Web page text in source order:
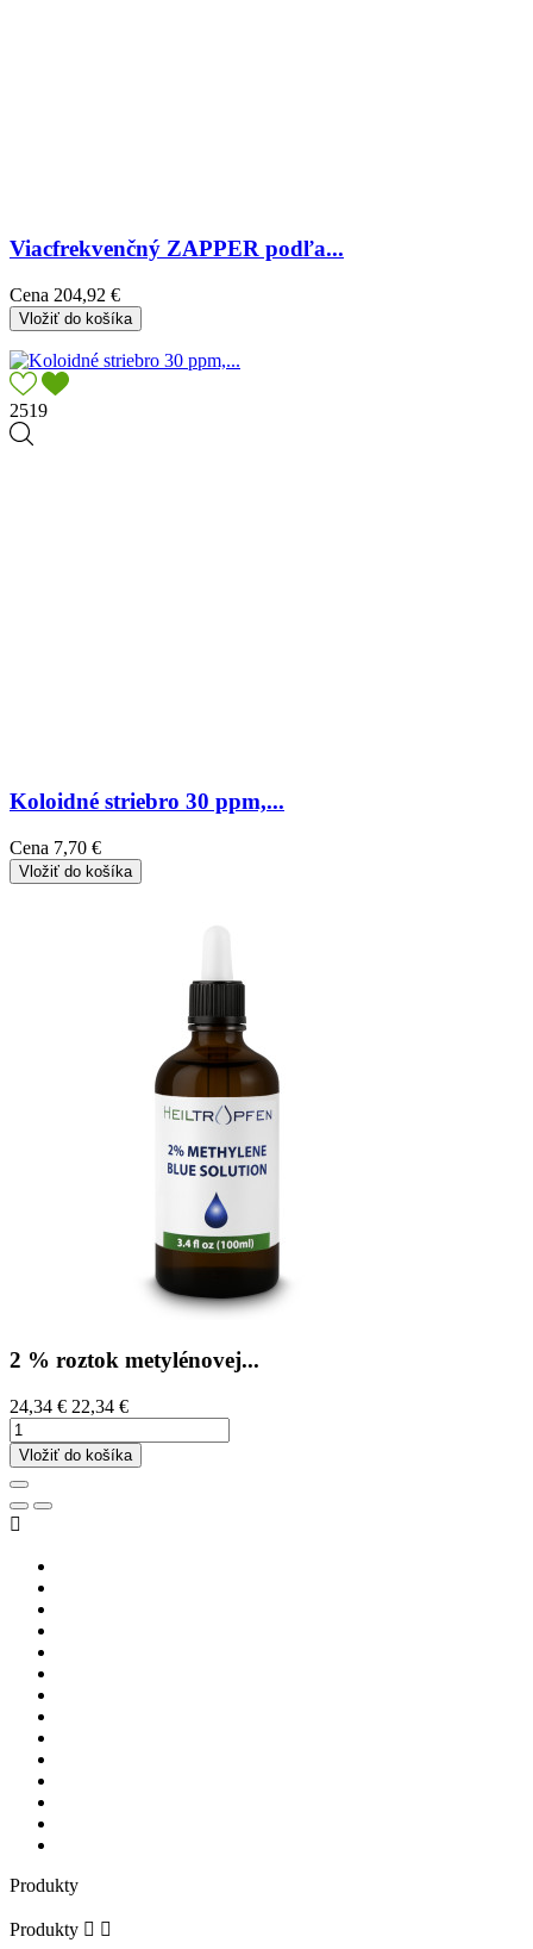
Viacfrekvenčný ZAPPER podľa...
Cena 204,92 €
Vložiť do košíka
2519
Koloidné striebro 30 ppm,...
Cena 7,70 €
Vložiť do košíka
2 % roztok metylénovej...
24,34 € 22,34 €
Vložiť do košíka

Produkty
Produkty  